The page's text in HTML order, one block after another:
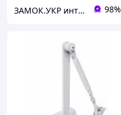
ЗАМОК.УКР интернет-магазин замков и фурнитуры 98%